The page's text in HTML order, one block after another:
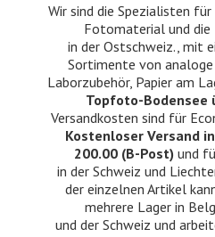
Wir sind die Spezialisten
Fotomaterial und
in der Ostschweiz., mit
Sortimente von
Laborzubehör, Papier am
Topfoto-Bodensee
Versandkosten sind für
Kostenloser Versand
200.00 (B-Post) und
in der Schweiz und
der einzelnen Artikel
mehrere Lager in
und der Schweiz und